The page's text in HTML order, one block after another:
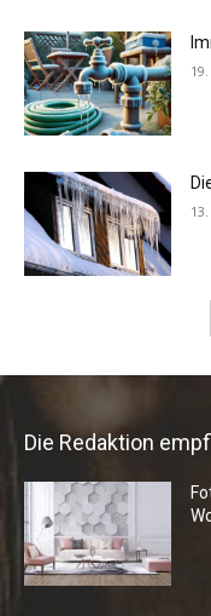
Die Redaktion